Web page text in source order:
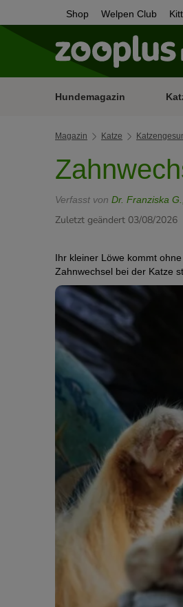
Shop Welpen Club
Hundemagazin
Magazin Katze
Verfasst von Dr. Franziska
Zuletzt geändert 03/08/2026
Ihr kleiner Löwe kommt
Zahnwechsel bei der Katze